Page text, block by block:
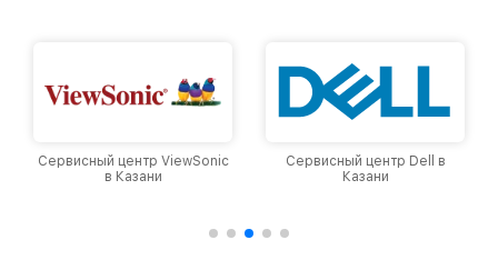
Сервисный центр ViewSonic
в Казани
Сервисный центр Dell в
Казани